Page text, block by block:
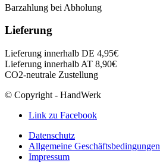
Barzahlung bei Abholung
Lieferung
Lieferung innerhalb DE 4,95€
Lieferung innerhalb AT 8,90€
CO2-neutrale Zustellung
© Copyright - HandWerk
Link zu Facebook
Datenschutz
Allgemeine Geschäftsbedingungen
Impressum